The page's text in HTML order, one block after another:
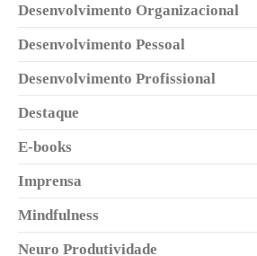
Desenvolvimento Organizacional
Desenvolvimento Pessoal
Desenvolvimento Profissional
Destaque
E-books
Imprensa
Mindfulness
Neuro Produtividade